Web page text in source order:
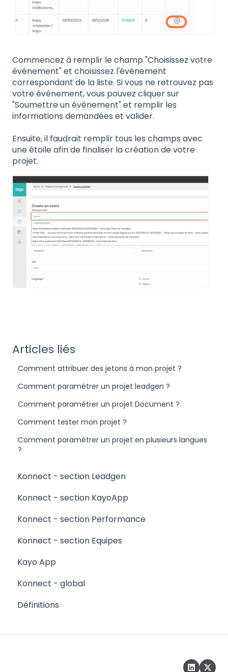
Commencez à remplir le champ "Choisissez votre
événement" et choisissez l'événement
correspondant de la liste. Si vous ne retrouvez pas
votre événement, vous pouvez cliquer sur
"Soumettre un événement" et remplir les
informations demandées et valider.
Ensuite, il faudrait remplir tous les champs avec
une étoile afin de finaliser la création de votre
projet.
Articles liés
Comment attribuer des jetons à mon projet ?
Comment paramétrer un projet leadgen ?
Comment paramétrer un projet Document ?
Comment tester mon projet ?
Comment paramétrer un projet en plusieurs langues
?
Konnect - section Leadgen
Konnect - section KayoApp
Konnect - section Performance
Konnect - section Equipes
Kayo App
Konnect - global
Définitions